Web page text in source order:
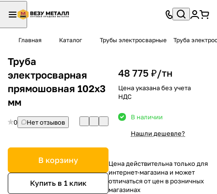
Главная Каталог Трубы электросварные Труба
Труба
электросварная
прямошовная 102х3
мм
0 Нет отзывов
В корзину
Купить в 1 клик
48 775 ₽/тн
Цена указана без учета
НДС
В наличии
Нашли дешевле?
Цена действительна только для
интернет-магазина и может
отличаться от цен в розничных
магазинах